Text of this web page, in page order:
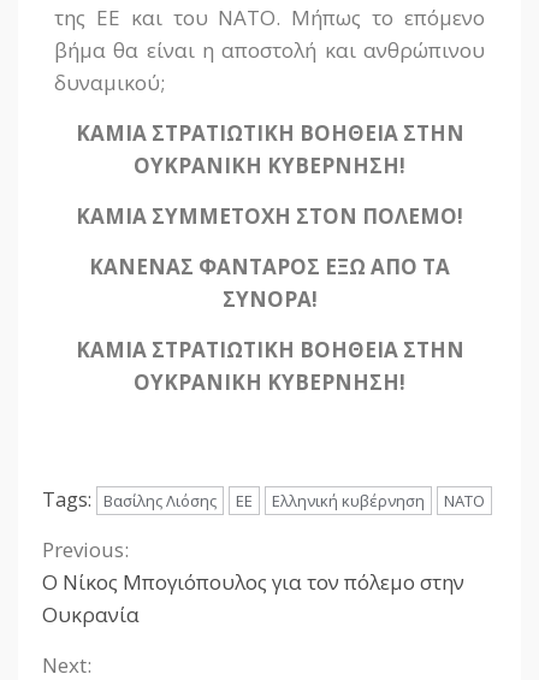
της ΕΕ και του ΝΑΤΟ. Μήπως το επόμενο
βήμα θα είναι η αποστολή και ανθρώπινου
δυναμικού;
ΚΑΜΙΑ ΣΤΡΑΤΙΩΤΙΚΗ ΒΟΗΘΕΙΑ ΣΤΗΝ
ΟΥΚΡΑΝΙΚΗ ΚΥΒΕΡΝΗΣΗ!
ΚΑΜΙΑ ΣΥΜΜΕΤΟΧΗ ΣΤΟΝ ΠΟΛΕΜΟ!
ΚΑΝΕΝΑΣ ΦΑΝΤΑΡΟΣ ΕΞΩ ΑΠΟ ΤΑ
ΣΥΝΟΡΑ!
ΚΑΜΙΑ ΣΤΡΑΤΙΩΤΙΚΗ ΒΟΗΘΕΙΑ ΣΤΗΝ
ΟΥΚΡΑΝΙΚΗ ΚΥΒΕΡΝΗΣΗ!
Tags: Βασίλης Λιόσης ΕΕ Ελληνική κυβέρνηση ΝΑΤΟ
Previous:
Ο Νίκος Μπογιόπουλος για τον πόλεμο στην
Ουκρανία
Next: